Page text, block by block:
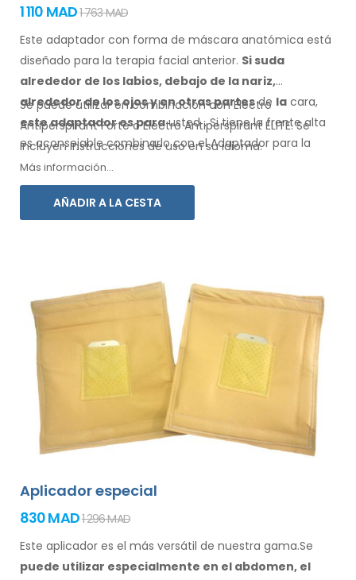
1 110 MAD1 763 MAD
Este adaptador con forma de máscara anatómica está
diseñado para la terapia facial anterior. Si suda
alrededor de los labios, debajo de la nariz,
alrededor de los ojosy en otras partesde la cara,
este adaptadoresparausted. Si tienela frente alta
es aconsejable combinarlocon el Adaptador para la
frente.
Se puede utilizar en combinación con Electro
Antiperspirant Forte o Electro Antiperspirant ELITE. Se
incluyen instrucciones deuso en suidioma.
Más información...
AÑADIR A LA CESTA
Aplicador especial
830 MAD1 296 MAD
Este aplicador es el más versátil de nuestra gama.Se
puede utilizar especialmente en el abdomen, el